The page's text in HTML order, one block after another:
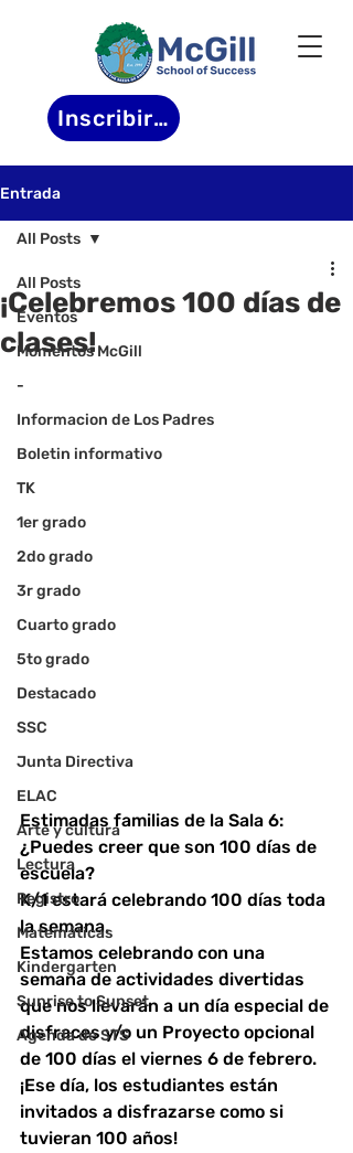
Inscribirse
Entrada
All Posts
Eventos
Momentos McGill
-
Informacion de Los Padres
Boletin informativo
TK
1er grado
2do grado
3r grado
Cuarto grado
5to grado
Destacado
SSC
Junta Directiva
ELAC
Arte y cultura
Lectura
Registro
Matemáticas
Kindergarten
Sunrise to Sunset
Agenda de STS
All Posts
¡Celebremos 100 días de
clases!
Estimadas familias de la Sala 6:
¿Puedes creer que son 100 días de
escuela?
K/1 estará celebrando 100 días toda
la semana.
Estamos celebrando con una
semana de actividades divertidas
que nos llevarán a un día especial de
disfraces y/o un Proyecto opcional
de 100 días el viernes 6 de febrero.
¡Ese día, los estudiantes están
invitados a disfrazarse como si
tuvieran 100 años!